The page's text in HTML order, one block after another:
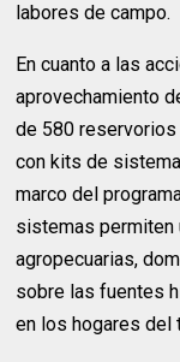
labores de campo.
En cuanto a las
aprovechamiento
de 580
con kits de
marco del
sistemas permiten
agropecuarias,
sobre las fuentes
en los hogares del